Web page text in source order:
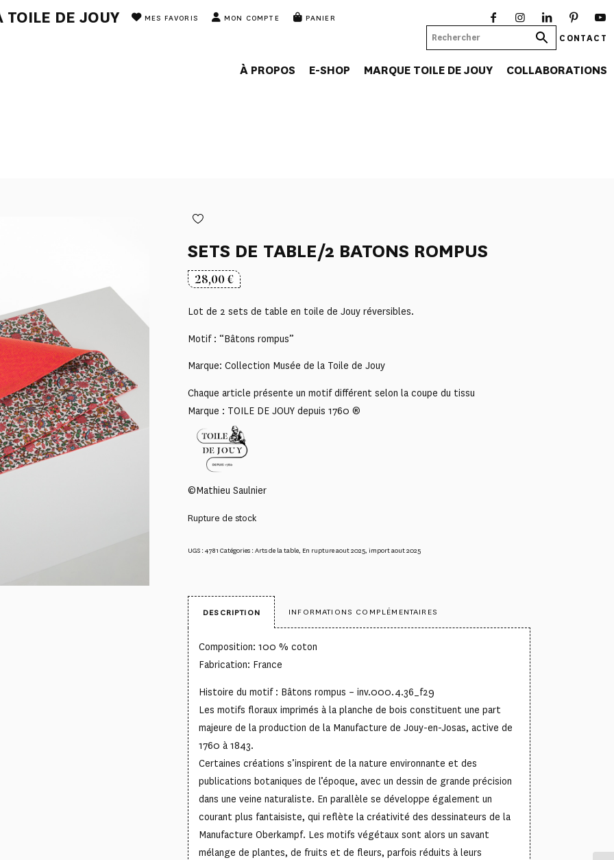
TOILE DE JOUY MES FAVORIS MON COMPTE PANIER
CONTACT
À PROPOS E-SHOP MARQUE TOILE DE JOUY COLLABORATIONS
SETS DE TABLE/2 BATONS ROMPUS
28,00€
Lot de 2 sets de table en toile de Jouy réversibles.
Motif : “Bâtons rompus”
Marque: Collection Musée de la Toile de Jouy
Chaque article présente un motif différent selon la coupe du tissu
Marque : TOILE DE JOUY depuis 1760 ®
©Mathieu Saulnier
Rupture de stock
UGS :4781 Catégories :Arts de la table, En rupture aout 2025, import aout 2025
DESCRIPTION INFORMATIONS COMPLÉMENTAIRES
Composition: 100 % coton
Fabrication: France
Histoire du motif : Bâtons rompus – inv.000.4.36_f29
Les motifs floraux imprimés à la planche de bois constituent une part
majeure de la production de la Manufacture de Jouy-en-Josas, active de
1760 à 1843.
Certaines créations s’inspirent de la nature environnante et des
publications botaniques de l’époque, avec un dessin de grande précision
dans une veine naturaliste. En parallèle se développe également un
courant plus fantaisiste, qui reflète la créativité des dessinateurs de la
Manufacture Oberkampf. Les motifs végétaux sont alors un savant
mélange de plantes, de fruits et de fleurs, parfois réduits à leurs